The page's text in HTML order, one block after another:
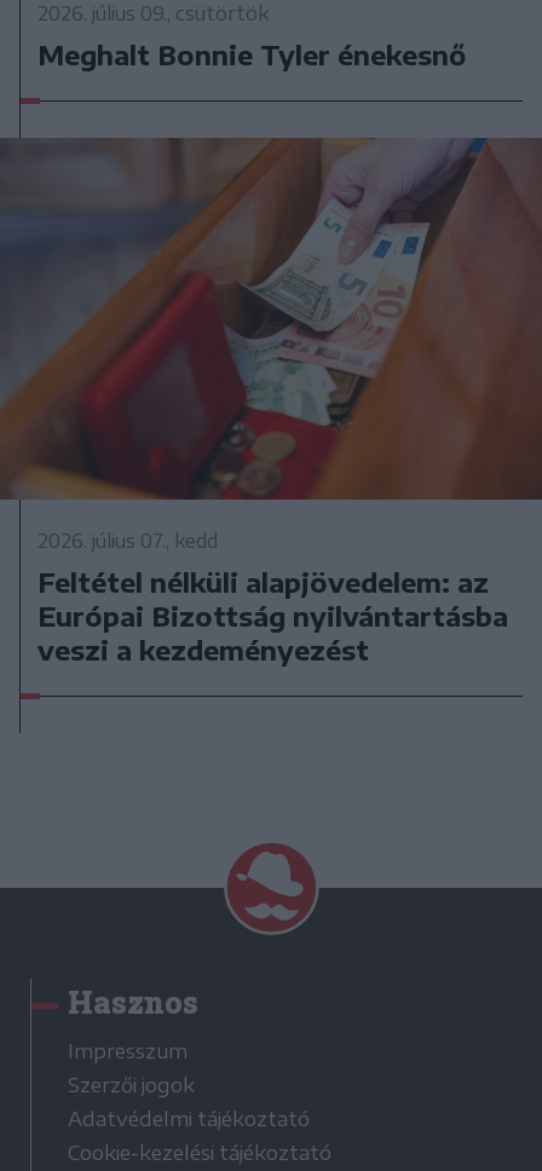
2026. július 09., csütörtök
Meghalt Bonnie Tyler énekesnő
2026. július 07., kedd
Feltétel nélküli alapjövedelem: az
Európai Bizottság nyilvántartásba
veszi a kezdeményezést
Hasznos
Impresszum
Szerzői jogok
Adatvédelmi tájékoztató
Cookie-kezelési tájékoztató